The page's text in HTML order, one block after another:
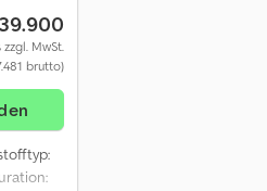
MwSt.
brutto)